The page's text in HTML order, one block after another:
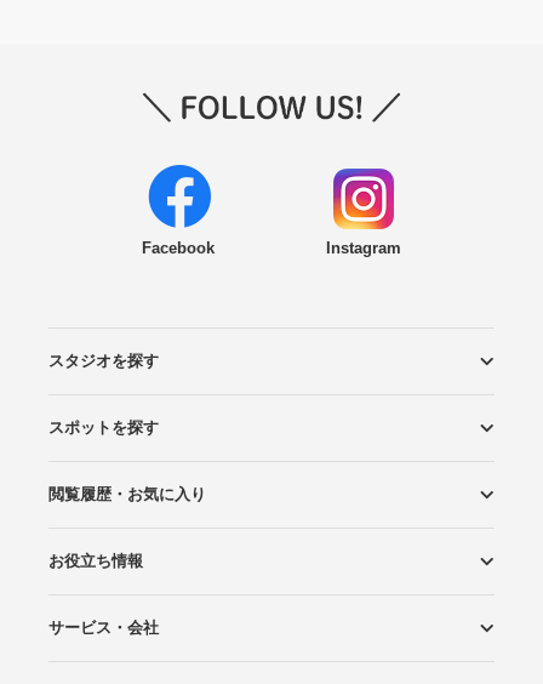
Facebook Instagram
スタジオを探す
エリアから探す
こだわりから探す
NEW PHOTO STYLE
プランから探す
フォトタイプ診断
フォトグラファーから探す
国内リゾートから探す
スポットを探す
ロケーションから探す
スタジオから探す
閲覧履歴・お気に入り
閲覧スタジオ
お気に入り
お役立ち情報
Wedding Photo マガジン
はじめてガイド
サービス・会社